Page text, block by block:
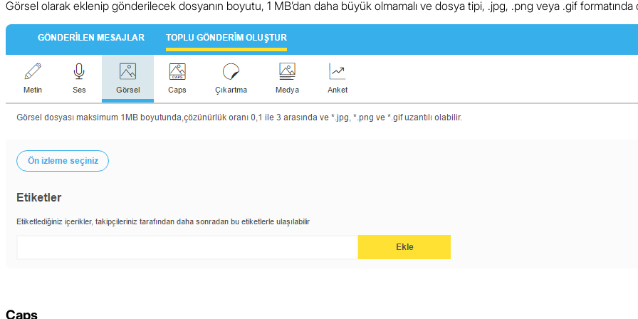
Görsel olarak eklenip gönderilecek dosyanın boyutu, 1 MB’dan daha büyük olmamalı ve dosya tipi, .jpg, .png veya .gif formatında
Caps